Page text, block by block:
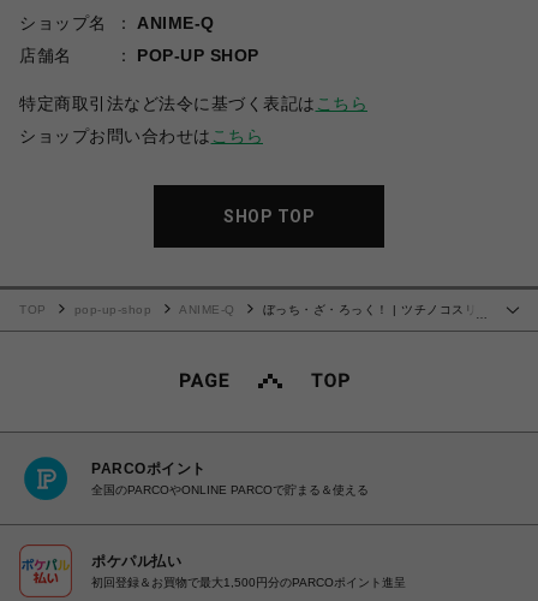
ショップ名
ANIME-Q
店舗名
POP-UP SHOP
特定商取引法など法令に基づく表記は こちら
ショップお問い合わせは こちら
SHOP TOP
TOP pop-up-shop ANIME-Q
ぼっち・ざ・ろっく！ | ツチノコスリッ
PARCOポイント
全国のPARCOやONLINE PARCOで貯まる＆使える
ポケパル払い
初回登録＆お買物で最大1,500円分のPARCOポイント進呈